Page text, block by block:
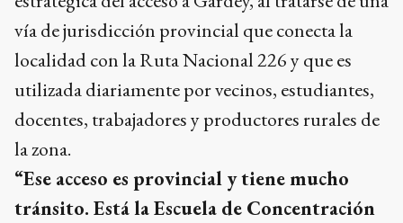
vía de jurisdicción provincial que conecta la
localidad con la Ruta Nacional 226 y que es
utilizada diariamente por vecinos, estudiantes,
docentes, trabajadores y productores rurales de
la zona.
“Ese acceso es provincial y tiene mucho
tránsito. Está la Escuela de Concentración